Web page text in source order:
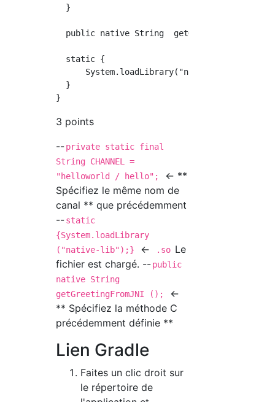
  }
public native String
  static {
      System.loadLibrary("native-lib");
  }
3 points
--private static final
String CHANNEL =
"helloworld / hello";
← **
Spécifiez le même nom de
canal ** que précédemment
--static
{System.loadLibrary
("native-lib");}
← .so Le
fichier est chargé. --public
native String
getGreetingFromJNI ();
←
** Spécifiez la méthode C
précédemment définie **
Lien Gradle
Faites un clic droit sur
le répertoire de